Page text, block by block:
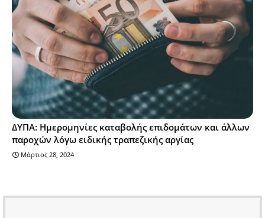
ΔΥΠΑ: Ημερομηνίες καταβολής επιδομάτων και άλλων
παροχών λόγω ειδικής τραπεζικής αργίας
Μάρτιος 28, 2024